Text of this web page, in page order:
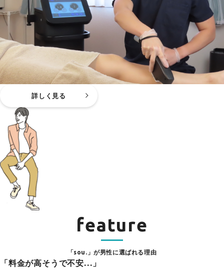
詳しく見る
feature
「sou.」が男性に選ばれる理由
「料金が高そうで不安…」